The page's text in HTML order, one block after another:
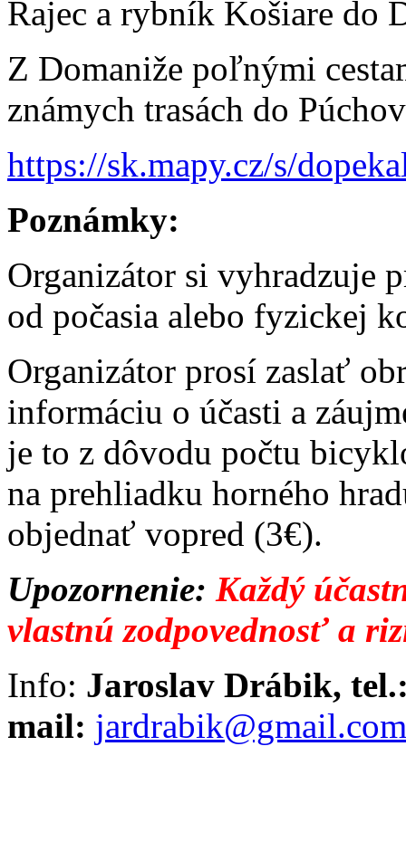
Rajec a rybník Košiare do
Z Domaniže poľnými
známych trasách do
https://sk.mapy.cz/s/
Poznámky:
Organizátor si vyhradzuje
od počasia alebo fyzickej
Organizátor prosí zaslať
informáciu o účasti a
je to z dôvodu počtu
na prehliadku horného
objednať vopred (3€).
Upozornenie: Každý
vlastnú zodpovednosť a
Info: Jaroslav Drábik,
mail: jardrabik@gmail.com